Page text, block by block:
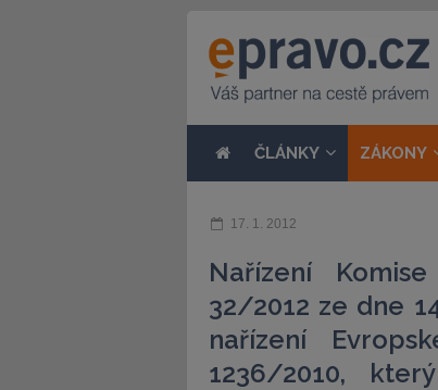
ČLÁNKY ZÁKONY
17. 1. 2012
Nařízení
32/2012 ze dne
nařízení
1236/2010,